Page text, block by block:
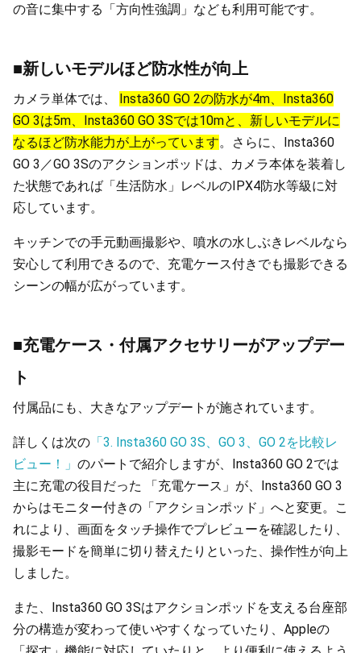
の音に集中する「方向性強調」なども利用可能です。
■新しいモデルほど防水性が向上
カメラ単体では、 Insta360 GO 2の防水が4m、Insta360
GO 3は5m、Insta360 GO 3Sでは10mと、新しいモデルに
なるほど防水能力が上がっています。さらに、Insta360
GO 3／GO 3Sのアクションポッドは、カメラ本体を装着し
た状態であれば「生活防水」レベルのIPX4防水等級に対
応しています。
キッチンでの手元動画撮影や、噴水の水しぶきレベルなら
安心して利用できるので、充電ケース付きでも撮影できる
シーンの幅が広がっています。
■充電ケース・付属アクセサリーがアップデー
ト
付属品にも、大きなアップデートが施されています。
詳しくは次の 「3. Insta360 GO 3S、GO 3、GO 2を比較レ
ビュー！」 のパートで紹介しますが、Insta360 GO 2では
主に充電の役目だった 「充電ケース」が、Insta360 GO 3
からはモニター付きの「アクションポッド」へと変更。こ
れにより、画面をタッチ操作でプレビューを確認したり、
撮影モードを簡単に切り替えたりといった、操作性が向上
しました。
また、Insta360 GO 3Sはアクションポッドを支える台座部
分の構造が変わって使いやすくなっていたり、Appleの